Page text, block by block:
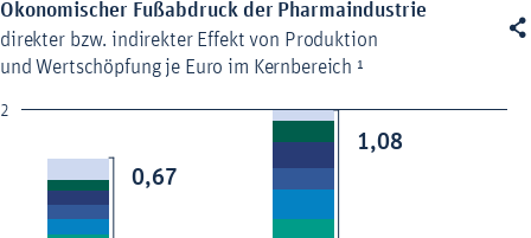

Ökonomischer Fußabdruck der Pharmaindustrie
Combination chart with 19 data series.
direkter bzw. indirekter Effekt von Produktion und Wertschöpfung je
The chart has 1 Y axis displaying values. Data ranges from 0.42 to
Ökonomischer Fußabdruck der Pharmaindustrie
direkter bzw. indirekter Effekt von Produktion
und Wertschöpfung je Euro im Kernbereich ¹
0,67
0,67
1,08
1,08
2